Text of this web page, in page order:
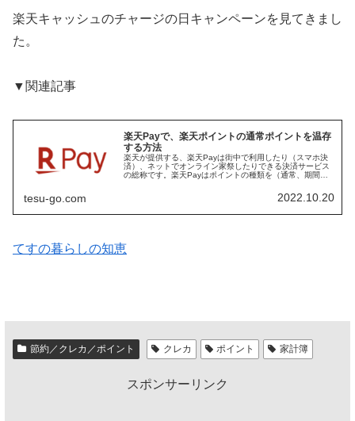
楽天キャッシュのチャージの日キャンペーンを見てきまし
た。
▼関連記事
楽天Payで、楽天ポイントの通常ポイントを温存
する方法
楽天が提供する、楽天Payは街中で利用したり（スマホ決
済）、ネットでオンライン家祭したりできる決済サービス
の総称です。楽天Payはポイントの種類を（通常、期間限
tesu-go.com 2022.10.20
てすの暮らしの知恵
節約／クレカ／ポイント クレカ ポイント 家計簿
スポンサーリンク